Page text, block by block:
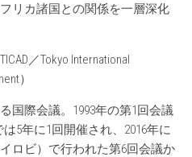
リカ諸国との関係を一層深化
／Tokyo International
）
国際会議。1993年の第1回会議
5年に1回開催され、2016年に
ロビ）で行われた第6回会議か